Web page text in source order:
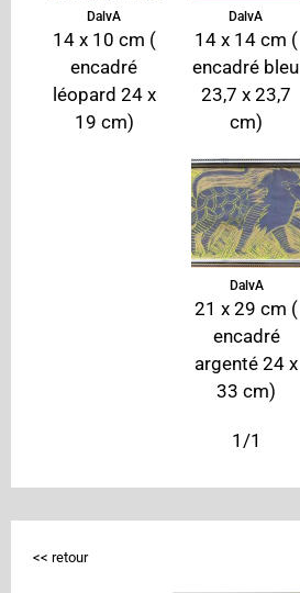
DalvA
14 x 10 cm (
encadré
léopard 24 x
19 cm)
DalvA
14 x 14 cm (
encadré bleu
23,7 x 23,7
cm)
DalvA
21 x 29 cm (
encadré
argenté 24 x
33 cm)
1/1
<< retour